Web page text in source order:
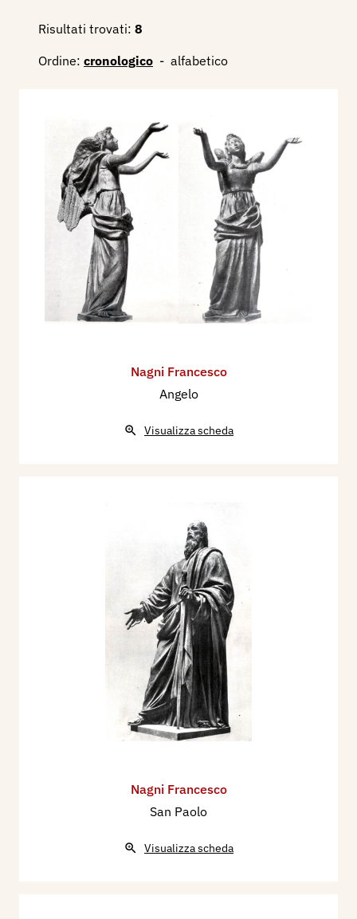
Risultati trovati: 8
Ordine: cronologico - alfabetico
Nagni Francesco
Angelo
Visualizza scheda
Nagni Francesco
San Paolo
Visualizza scheda